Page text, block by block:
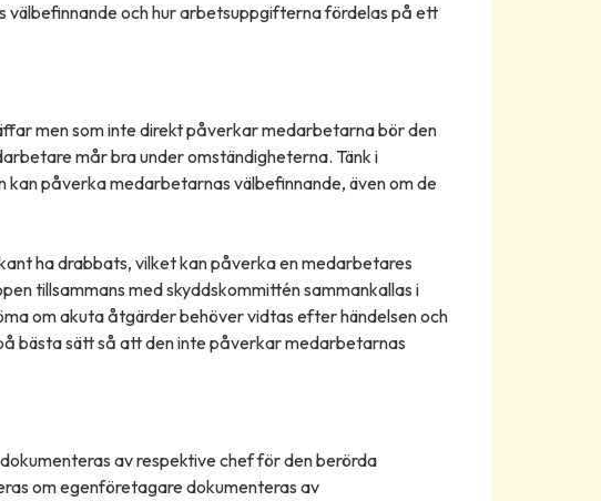
och hur arbetsuppgifterna fördelas på ett
men som inte direkt påverkar medarbetarna bör den
mår bra under omständigheterna. Tänk i
påverka medarbetarnas välbefinnande, även om de
ha drabbats, vilket kan påverka en medarbetares
tillsammans med skyddskommittén sammankallas i
om akuta åtgärder behöver vidtas efter händelsen och
bästa sätt så att den inte påverkar medarbetarnas
av respektive chef för den berörda
om egenföretagare dokumenteras av